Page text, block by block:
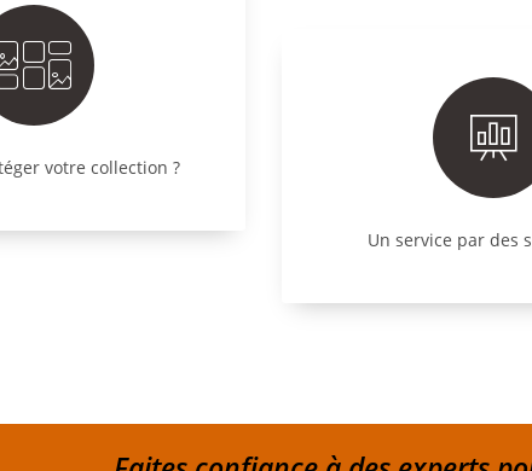
votre collection ?
Un service par des